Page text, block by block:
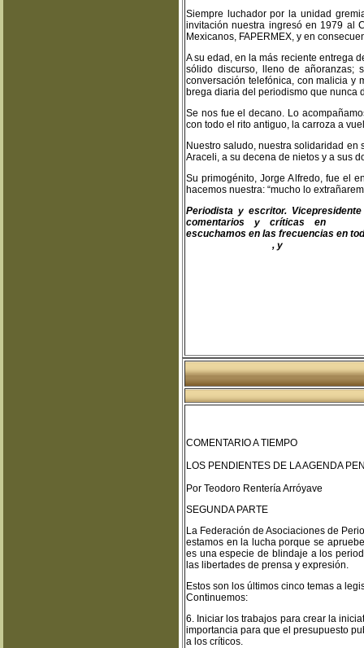
Siempre luchador por la unidad
invitación nuestra ingresó en 1979 al
Mexicanos, FAPERMEX, y en
A su edad, en la más reciente entrega
sólido discurso, lleno de añoranzas;
conversación telefónica, con malicia y
brega diaria del periodismo que nunca
Se nos fue el decano. Lo
con todo el rito antiguo, la carroza a
Nuestro saludo, nuestra solidaridad en
Araceli, a su decena de nietos y a sus
Su primogénito, Jorge Alfredo, fue el
hacemos nuestra: “mucho lo
Periodista y escritor.
comentarios y críticas en
escuchamos en las frecuencias en
, y
COMENTARIO A TIEMPO
LOS PENDIENTES DE LA AGENDA
Por Teodoro Rentería Arróyave
SEGUNDA PARTE
La Federación de Asociaciones de
estamos en la lucha porque se
es una especie de blindaje a los
las libertades de prensa y expresión.
Estos son los últimos cinco temas a
Continuemos:
6. Iniciar los trabajos para crear la
importancia para que el presupuesto
a los críticos.